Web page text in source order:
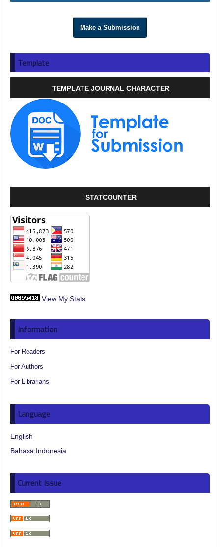
Make a Submission
Template
TEMPLATE JOURNAL CHARACTER
STATCOUNTER
View My Stats
Information
For Readers
For Authors
For Librarians
Language
English
Bahasa Indonesia
Current Issue